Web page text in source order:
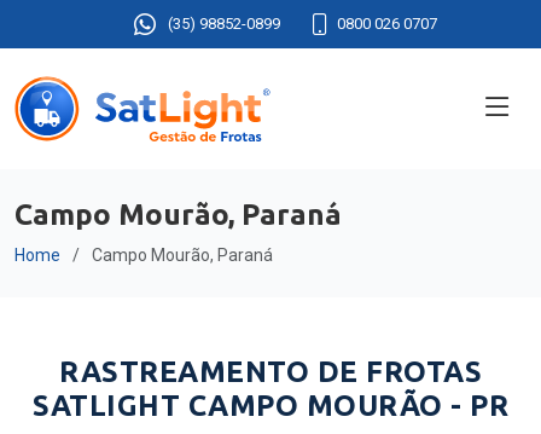
(35) 98852-0899 0800 026 0707
Campo Mourão, Paraná
Home Campo Mourão, Paraná
RASTREAMENTO DE FROTAS
SATLIGHT CAMPO MOURÃO - PR